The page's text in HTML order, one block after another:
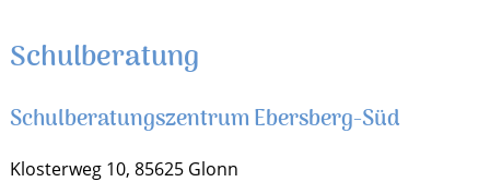
Schulberatung
Schulberatungszentrum Ebersberg-Süd
Klosterweg 10, 85625 Glonn